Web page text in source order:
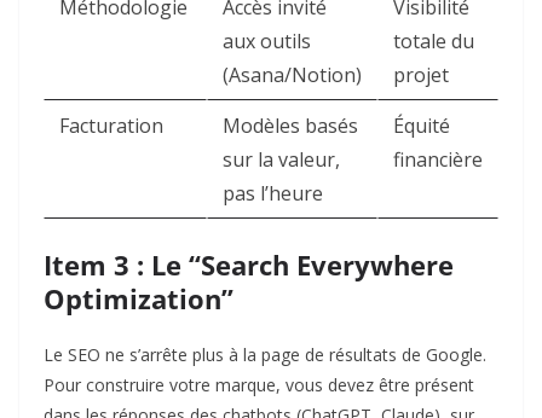
Méthodologie
Accès invité
aux outils
(Asana/Notion)
Visibilité
totale du
projet
Facturation
Modèles basés
sur la valeur,
pas l’heure
Équité
financière
Item 3 : Le “Search Everywhere
Optimization”
Le SEO ne s’arrête plus à la page de résultats de Google.
Pour construire votre marque, vous devez être présent